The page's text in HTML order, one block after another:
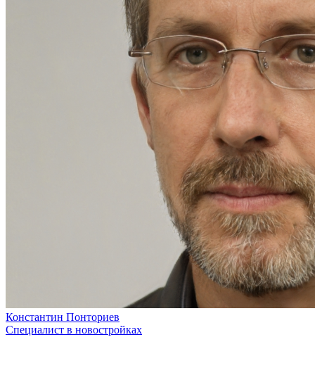
Константин Понториев
Специалист в новостройках